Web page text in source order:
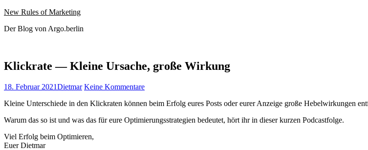
Website
geladen
Zum
springen
New Rules of Marketing
Der Blog von Argo.berlin
Klickrate — Kleine Ursache, große Wirkung
Veröffentlicht
18. Februar 2021Autor
Dietmar Keine Kommentarezu
—
Ursache,
Kleine Unter­schiede in den Klick­rat­en kön­nen beim Erfolg eures Posts oder eur­er Anzeige große Hebel­wirkun­gen
Warum das so ist und was das für eure Opti­mierungsstrate­gien bedeutet, hört ihr in dieser kurzen Podcastfolge.
Viel Erfolg beim Optimieren,
Euer Dietmar